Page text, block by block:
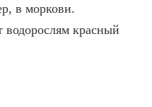
в моркови.
красный